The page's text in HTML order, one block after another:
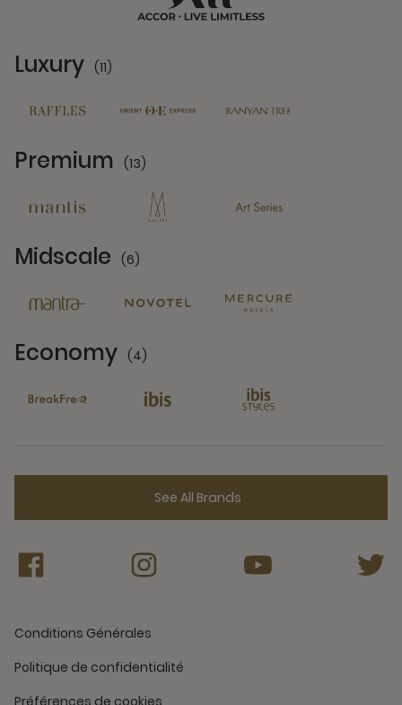
Luxury (11)
Premium (13)
Midscale (6)
Economy (4)
See All Brands
Conditions Générales
Politique de confidentialité
Préférences de cookies